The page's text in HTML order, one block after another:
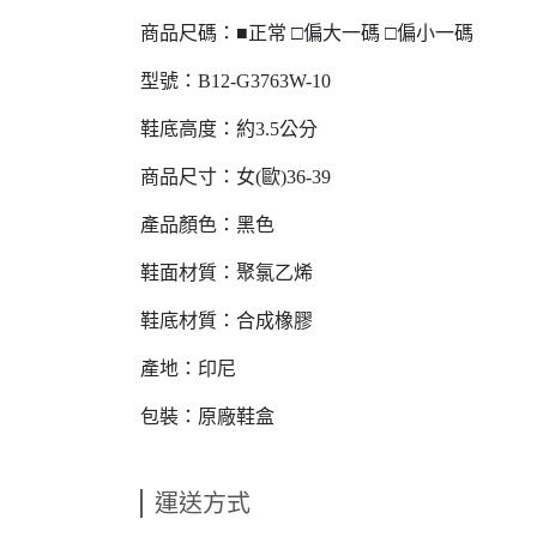
商品尺碼：■正常 □偏大一碼 □偏小一碼
型號：B12-G3763W-10
鞋底高度：約3.5公分
商品尺寸：女(歐)36-39
產品顏色：黑色
鞋面材質：聚氯乙烯
鞋底材質：合成橡膠
產地：印尼
包裝：原廠鞋盒
運送方式